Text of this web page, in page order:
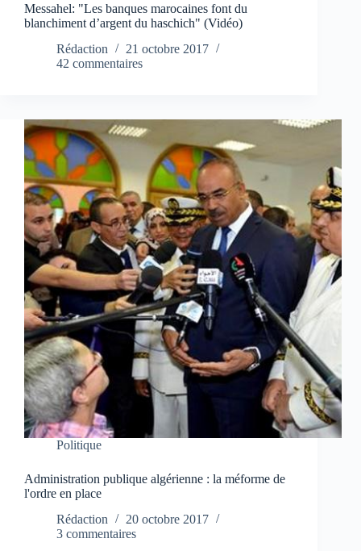
Messahel: "Les banques marocaines font du
blanchiment d’argent du haschich" (Vidéo)
Rédaction
21 octobre 2017
42 commentaires
Politique
Administration publique algérienne : la méforme de
l'ordre en place
Rédaction
20 octobre 2017
3 commentaires